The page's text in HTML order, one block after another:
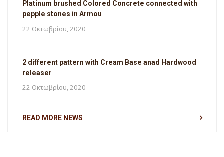
Platinum brushed Colored Concrete connected with
pepple stones in Armou
22 Οκτωβρίου, 2020
2 different pattern with Cream Base anad Hardwood
releaser
22 Οκτωβρίου, 2020
READ MORE NEWS